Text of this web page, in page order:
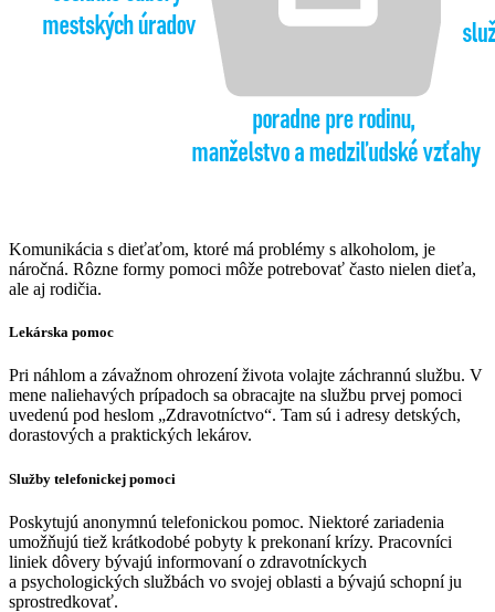
Komunikácia s dieťaťom, ktoré má problémy s alkoholom, je
náročná. Rôzne formy pomoci môže potrebovať často nielen dieťa,
ale aj rodičia.
Lekárska pomoc
Pri náhlom a závažnom ohrození života volajte záchrannú službu. V
mene naliehavých prípadoch sa obracajte na službu prvej pomoci
uvedenú pod heslom „Zdravotníctvo“. Tam sú i adresy detských,
dorastových a praktických lekárov.
Služby telefonickej pomoci
Poskytujú anonymnú telefonickou pomoc. Niektoré zariadenia
umožňujú tiež krátkodobé pobyty k prekonaní krízy. Pracovníci
liniek dôvery bývajú informovaní o zdravotníckych
a psychologických službách vo svojej oblasti a bývajú schopní ju
sprostredkovať.